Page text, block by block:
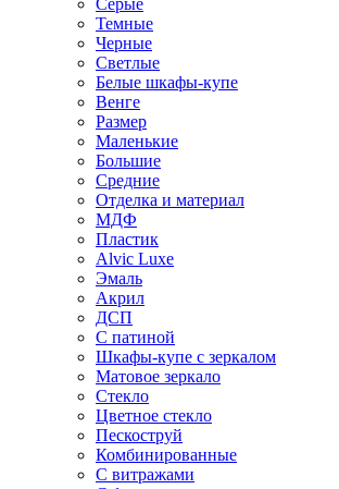
Серые
Темные
Черные
Светлые
Белые шкафы-купе
Венге
Размер
Маленькие
Большие
Средние
Отделка и материал
МДФ
Пластик
Alvic Luxe
Эмаль
Акрил
ДСП
С патиной
Шкафы-купе с зеркалом
Матовое зеркало
Стекло
Цветное стекло
Пескоструй
Комбинированные
С витражами